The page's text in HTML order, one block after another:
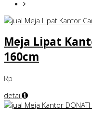
Meja Lipat
160cm
Rp
detail